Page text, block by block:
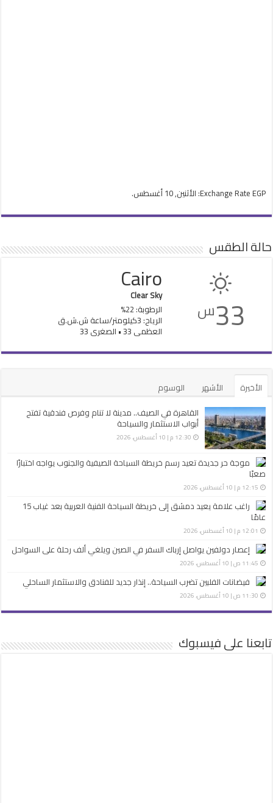
Exchange Rate EGP : الأثنين, 10 أغسطس.
حالة الطقس
33س
Cairo
Clear Sky
الرطوبة: 22%
الرياح: 3كيلومتر/ساعة ش.ش.ق‎
العظمى 33 • الصغرى 33
الأخيرة الأشهر
الوسوم
القاهرة في الصيف.. مدينة لا تنام وفرص فندقية تفتح
أبواب الاستثمار والسياحة
12:30 م | 10 أغسطس، 2026
موجة حر جديدة تعيد رسم خريطة السياحة الصيفية والجنوب يواجه اختبارًا
صعبًا
12:15 م | 10 أغسطس، 2026
راغب علامة يعيد دمشق إلى خريطة السياحة الفنية العربية بعد غياب 15
عامًا
12:01 م | 10 أغسطس، 2026
إعصار دولفين يواصل إرباك السفر في الصين ويلغي ألف رحلة على السواحل
11:45 ص | 10 أغسطس، 2026
فيضانات الفلبين تضرب السياحة.. إنذار جديد للفنادق والاستثمار الساحلي
11:30 ص | 10 أغسطس، 2026
تابعنا على فيسبوك